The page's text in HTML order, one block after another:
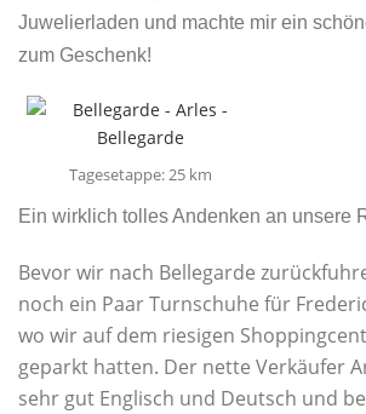
Juwelierladen und machte mir ein
zum Geschenk!
Tagesetappe: 25 km
Ein wirklich tolles Andenken an unsere
Bevor wir nach Bellegarde
noch ein Paar Turnschuhe für
wo wir auf dem riesigen
geparkt hatten. Der nette Verkäufer
sehr gut Englisch und Deutsch und